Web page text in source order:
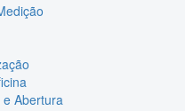
Abertura